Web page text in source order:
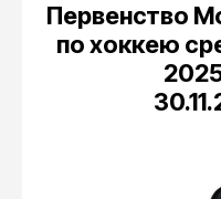
Первенство
по хоккею